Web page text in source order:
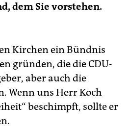
dem Sie vorstehen.
Kirchen ein Bündnis
gründen, die die CDU-
aber auch die
Wenn uns Herr Koch
beschimpft, sollte er